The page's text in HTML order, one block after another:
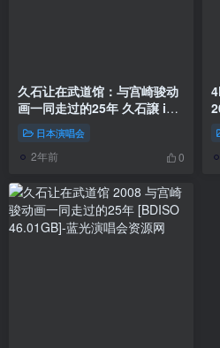
久石让在武道馆：与宫崎骏动
画一同走过的25年 久石譲 in
武道館 ~宮崎アニメと共に歩
んだ25年間（DVD ISO
4.02G）
日本演唱会
2年前 0